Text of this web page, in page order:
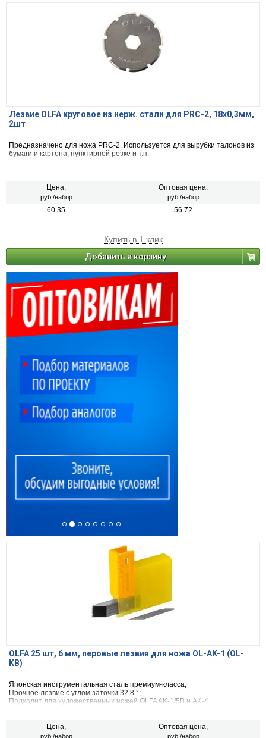
Лезвие OLFA круговое из нерж. стали для PRC-2, 18х0,3мм,
2шт
Предназначено для ножа PRC-2. Используется для вырубки талонов из
бумаги и картона; пунктирной резке и т.п.
Цена,
руб./набор
Оптовая цена,
руб./набор
60.35 56.72
Купить в 1 клик
Добавить в корзину
OLFA 25 шт, 6 мм, перовые лезвия для ножа OL-AK-1 (OL-
KB)
Японская инструментальная сталь премиум-класса;
Прочное лезвие с углом заточки 32.8 °;
Подходит для художественных ножей OLFA AK-1/5B и AK-4.
Цена,
руб./набор
Оптовая цена,
руб./набор